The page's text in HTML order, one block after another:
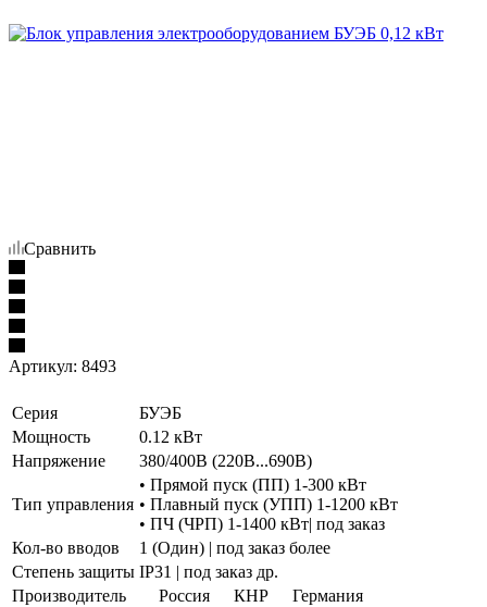
Сравнить
Артикул: 8493
Серия
БУЭБ
Мощность
0.12 кВт
Напряжение
380/400В (220В...690В)
Тип управления
• Прямой пуск (ПП) 1-300 кВт
• Плавный пуск (УПП) 1-1200 кВт
• ПЧ (ЧРП) 1-1400 кВт| под заказ
Кол-во вводов
1 (Один) | под заказ более
Степень защиты IP31 | под заказ др.
Производитель
Россия КНР
Германия